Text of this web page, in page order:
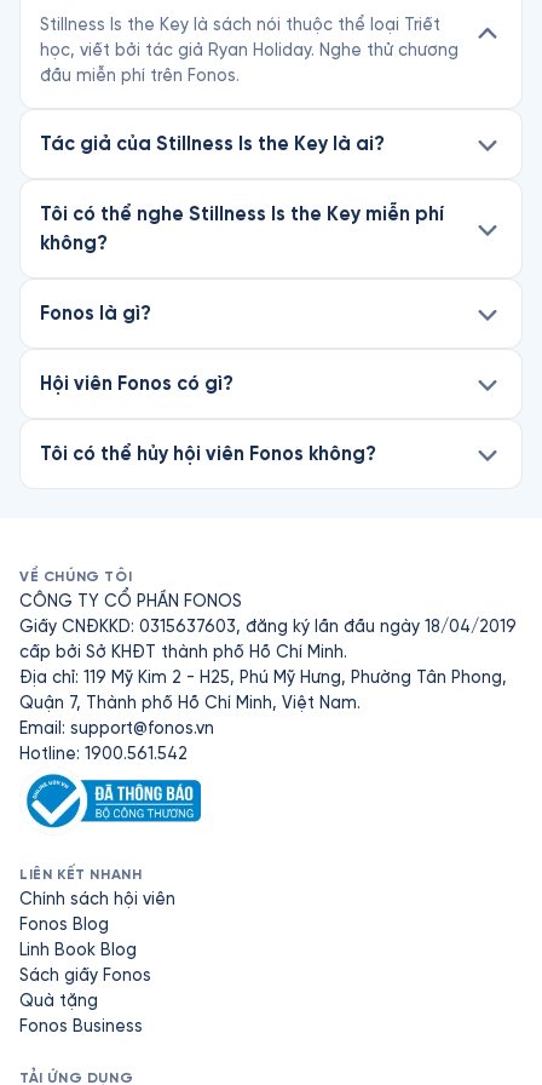
Stillness Is the Key là sách nói thuộc thể loại Triết
học, viết bởi tác giả Ryan Holiday. Nghe thử chương
đầu miễn phí trên Fonos.
Tác giả của Stillness Is the Key là ai?
Tôi có thể nghe Stillness Is the Key miễn phí
không?
Fonos là gì?
Hội viên Fonos có gì?
Tôi có thể hủy hội viên Fonos không?
VỀ CHÚNG TÔI
CÔNG TY CỔ PHẦN FONOS
Giấy CNĐKKD: 0315637603, đăng ký lần đầu ngày 18/04/2019
cấp bởi Sở KHĐT thành phố Hồ Chí Minh.
Địa chỉ: 119 Mỹ Kim 2 - H25, Phú Mỹ Hưng, Phường Tân Phong,
Quận 7, Thành phố Hồ Chí Minh, Việt Nam.
Email: support@fonos.vn
Hotline: 1900.561.542
LIÊN KẾT NHANH
Chính sách hội viên
Fonos Blog
Linh Book Blog
Sách giấy Fonos
Quà tặng
Fonos Business
TẢI ỨNG DỤNG